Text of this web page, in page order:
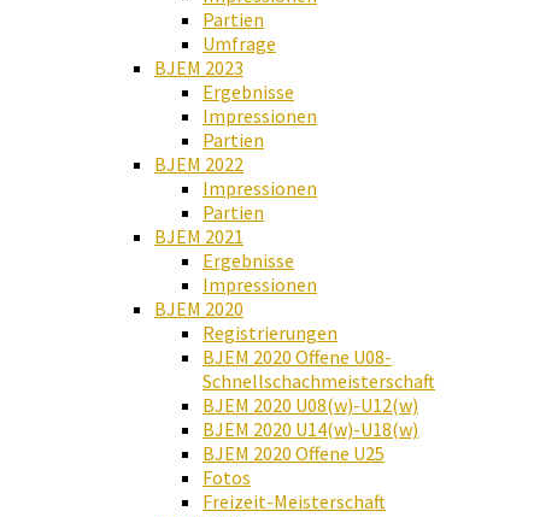
Partien
Umfrage
BJEM 2023
Ergebnisse
Impressionen
Partien
BJEM 2022
Impressionen
Partien
BJEM 2021
Ergebnisse
Impressionen
BJEM 2020
Registrierungen
BJEM 2020 Offene U08-
Schnellschachmeisterschaft
BJEM 2020 U08(w)-U12(w)
BJEM 2020 U14(w)-U18(w)
BJEM 2020 Offene U25
Fotos
Freizeit-Meisterschaft